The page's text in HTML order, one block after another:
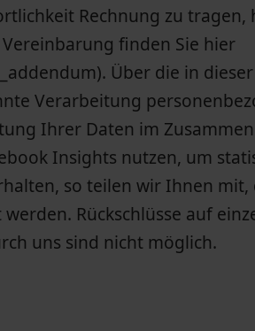
Rechnung zu tragen,
finden Sie hier
Über die in dieser
Verarbeitung
Ihrer Daten im
Insights nutzen, um
so teilen wir Ihnen mit,
Rückschlüsse auf
uns sind nicht möglich.